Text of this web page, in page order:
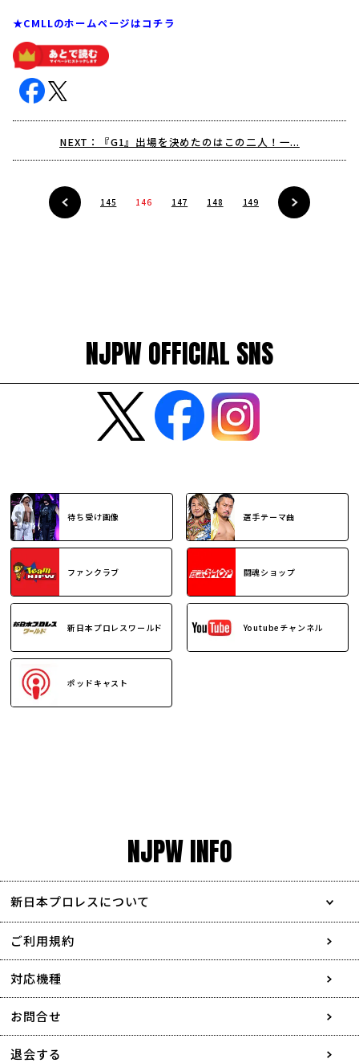
★CMLLのホームページはコチラ
NEXT：『G1』出場を決めたのはこの二人！一...
145 146 147 148 149
NJPW OFFICIAL SNS
待ち受け画像 選手テーマ曲
ファンクラブ 闘魂ショップ
新日本プロレスワールド Youtubeチャンネル
ポッドキャスト
NJPW INFO
新日本プロレスについて
会社情報
採用情報
協賛・広告媒体のご案内
特定商取引に関する表記
ご利用規約
対応機種
お問合せ
退会する